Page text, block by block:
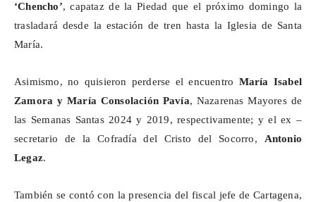
‘Chencho’, capataz de la Piedad que el próximo domingo la
trasladará desde la estación de tren hasta la Iglesia de Santa
María.
Asimismo, no quisieron perderse el encuentro María Isabel
Zamora y María Consolación Pavía, Nazarenas Mayores de
las Semanas Santas 2024 y 2019, respectivamente; y el ex –
secretario de la Cofradía del Cristo del Socorro, Antonio
Legaz.
También se contó con la presencia del fiscal jefe de Cartagena,